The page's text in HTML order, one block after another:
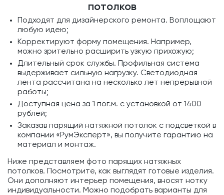
потолков
Подходят для дизайнерского ремонта. Воплощают
любую идею;
Корректируют форму помещения. Например,
можно зрительно расширить узкую прихожую;
Длительный срок службы. Профильная система
выдерживает сильную нагрузку. Светодиодная
лента рассчитана на несколько лет непрерывной
работы;
Доступная цена за 1 пог.м. с установкой от 1400
рублей;
Заказав парящий натяжной потолок с подсветкой в
компании «РумЭксперт», вы получите гарантию на
материал и монтаж.
Ниже представляем фото парящих натяжных
потолков. Посмотрите, как выглядят готовые изделия.
Они дополняют интерьер помещения, вносят нотку
индивидуальности. Можно подобрать варианты для